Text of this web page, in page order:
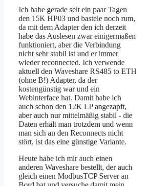
Ich habe gerade seit ein paar Tagen
den 15K HP03 und bastele noch rum,
da mit dem Adapter den ich derzeit
habe das Auslesen zwar einigermaßen
funktioniert, aber die Verbindung
nicht sehr stabil ist und er immer
wieder reconnected. Ich verwende
aktuell den Waveshare RS485 to ETH
(ohne B!) Adapter, da der
kostengünstig war und ein
Webinterface hat. Damit habe ich
auch schon den 12K LP angezapft,
aber auch nur mittelmäßig stabil - die
Daten erhält man trotzdem und wenn
man sich an den Reconnects nicht
stört, ist das eine günstige Variante.
Heute habe ich mir auch einen
anderen Waveshare bestellt, der auch
gleich einen ModbusTCP Server an